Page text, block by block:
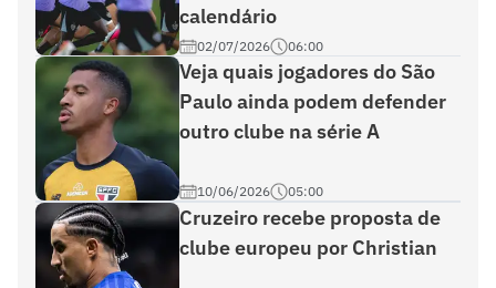
calendário
02/07/2026 06:00
Veja quais jogadores do São
Paulo ainda podem defender
outro clube na série A
10/06/2026 05:00
Cruzeiro recebe proposta de
clube europeu por Christian